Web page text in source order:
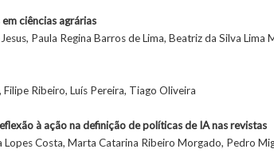
ciências agrárias
Paula Regina Barros de Lima, Beatriz da Silva
Ribeiro, Luís Pereira, Tiago Oliveira
à ação na definição de políticas de IA nas revistas
Lopes Costa, Marta Catarina Ribeiro Morgado, Pedro